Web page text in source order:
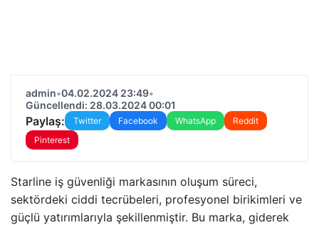
admin•04.02.2024 23:49•
Güncellendi: 28.03.2024 00:01
Paylaş: Twitter Facebook WhatsApp
Reddit
Pinterest
Starline iş güvenliği markasının oluşum süreci,
sektördeki ciddi tecrübeleri, profesyonel birikimleri ve
güçlü yatırımlarıyla şekillenmiştir. Bu marka, giderek